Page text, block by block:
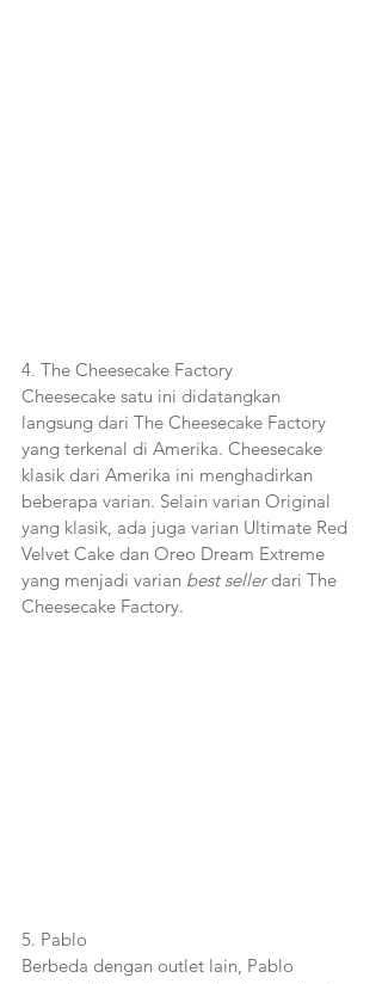
4. The Cheesecake Factory
Cheesecake satu ini didatangkan
langsung dari The Cheesecake Factory
yang terkenal di Amerika. Cheesecake
klasik dari Amerika ini menghadirkan
beberapa varian. Selain varian Original
yang klasik, ada juga varian Ultimate Red
Velvet Cake dan Oreo Dream Extreme
yang menjadi varian best seller dari The
Cheesecake Factory.
5. Pablo
Berbeda dengan outlet lain, Pablo